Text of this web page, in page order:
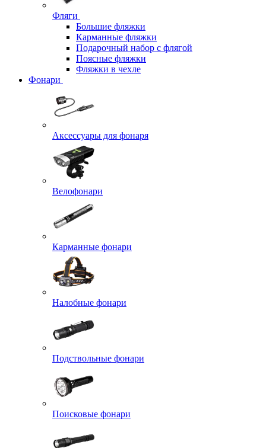
Фляги
Большие фляжки
Карманные фляжки
Подарочный набор с флягой
Поясные фляжки
Фляжки в чехле
Фонари
Аксессуары для фонаря
Велофонари
Карманные фонари
Налобные фонари
Подствольные фонари
Поисковые фонари